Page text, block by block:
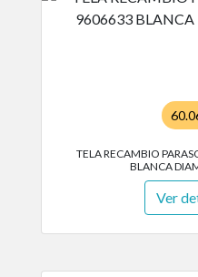
TELA RECAMBIO
BLANCA
Ver